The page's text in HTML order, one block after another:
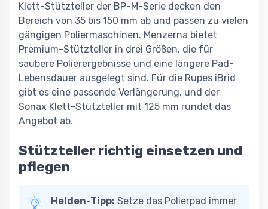
Klett-Stützteller der BP-M-Serie decken den
Bereich von 35 bis 150 mm ab und passen zu vielen
gängigen Poliermaschinen. Menzerna bietet
Premium-Stützteller in drei Größen, die für
saubere Polierergebnisse und eine längere Pad-
Lebensdauer ausgelegt sind. Für die Rupes iBrid
gibt es eine passende Verlängerung, und der
Sonax Klett-Stützteller mit 125 mm rundet das
Angebot ab.
Stützteller richtig einsetzen und
pflegen
Helden-Tipp: Setze das Polierpad immer